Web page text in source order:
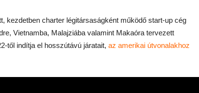
kezdetben charter légitársaságként működő start-up cég
Vietnamba, Malajziába valamint Makaóra tervezett
től indítja el hosszútávú járatait, az amerikai útvonalakhoz